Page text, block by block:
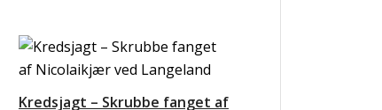
Kredsjagt – Skrubbe fanget af